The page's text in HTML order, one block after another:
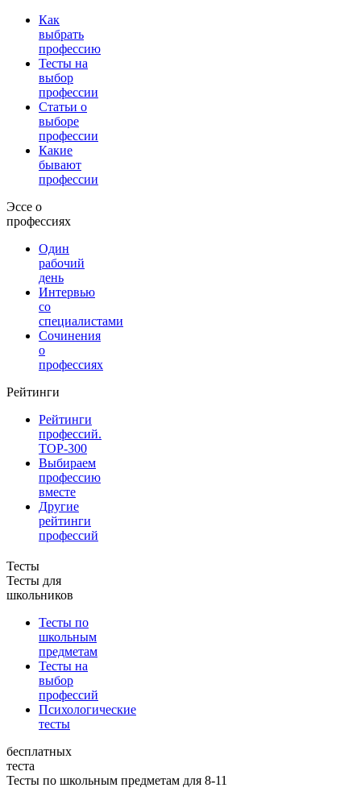
Как
выбрать
профессию
Тесты на
выбор
профессии
Статьи о
выборе
профессии
Какие
бывают
профессии
Эссе о
профессиях
Один
рабочий
день
Интервью
со
специалистами
Сочинения
о
профессиях
Рейтинги
Рейтинги
профессий.
TOP-300
Выбираем
профессию
вместе
Другие
рейтинги
профессий
Тесты
Тесты для
школьников
Тесты по
школьным
предметам
Тесты на
выбор
профессий
Психологические
тесты
бесплатных
теста
Тесты по школьным предметам для 8-11